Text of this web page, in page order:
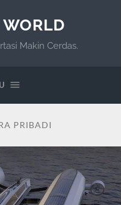
Makin Cerdas.
PRIBADI